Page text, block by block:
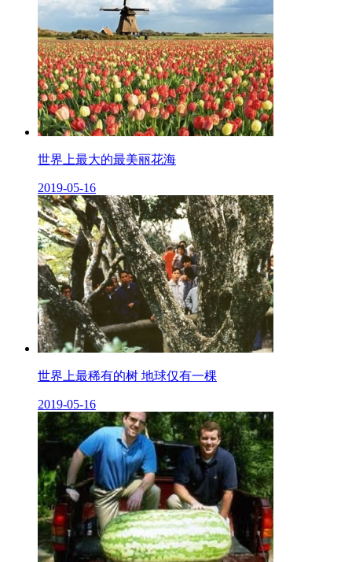
世界上最大的最美丽花海
2019-05-16
世界上最稀有的树 地球仅有一棵
2019-05-16